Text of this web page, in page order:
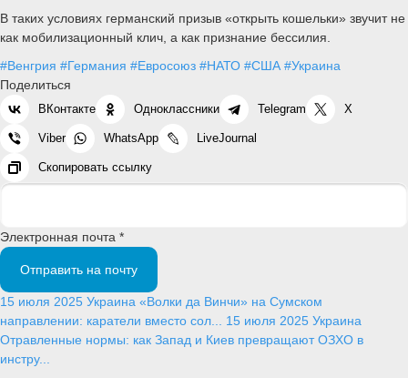
В таких условиях германский призыв «открыть кошельки» звучит не
как мобилизационный клич, а как признание бессилия.
#Венгрия #Германия #Евросоюз #НАТО #США #Украина
Поделиться
ВКонтакте Одноклассники Telegram X
Viber WhatsApp LiveJournal
Скопировать ссылку
Электронная почта *
Отправить на почту
15 июля 2025 Украина «Волки да Винчи» на Сумском
направлении: каратели вместо сол... 15 июля 2025 Украина
Отравленные нормы: как Запад и Киев превращают ОЗХО в
инстру...